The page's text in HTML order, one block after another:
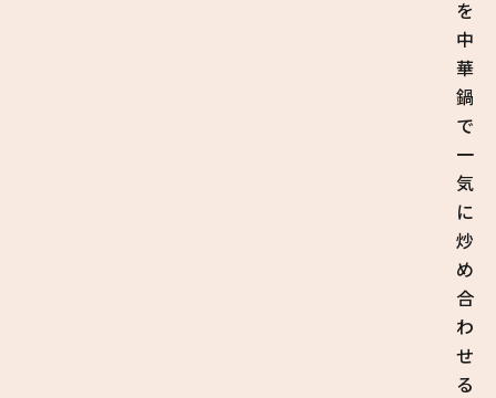
を
中
華
鍋
で
一
気
に
炒
め
合
わ
せ
る